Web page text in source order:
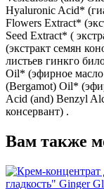
Hyaluronic Acid*
Flowers Extract*
Seed Extract* (
(экстракт семян
листьев гинкго
Oil* (эфирное масло
(Bergamot) Oil*
Acid (and) Benzyl
консервант) .
Вам также